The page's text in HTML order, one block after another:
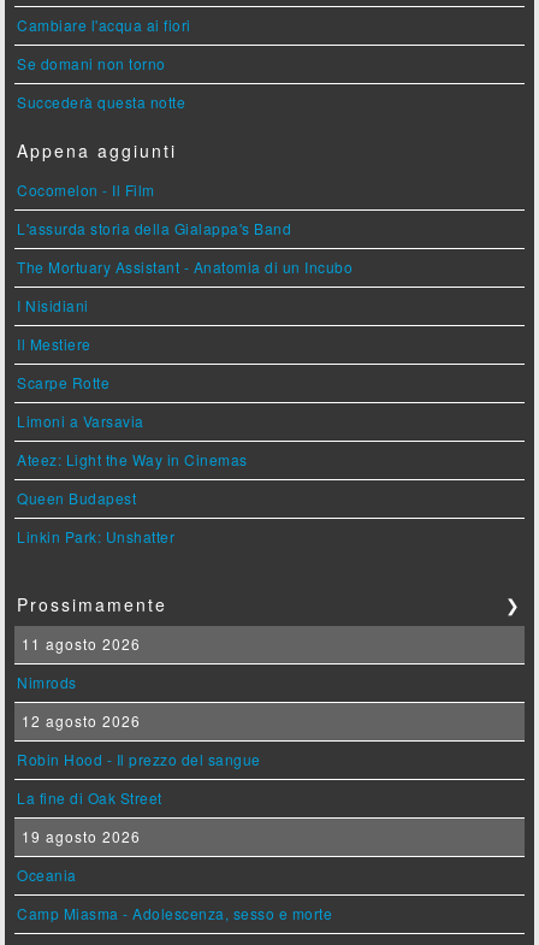
Cambiare l'acqua ai fiori
Se domani non torno
Succederà questa notte
Appena aggiunti
Cocomelon - Il Film
L'assurda storia della Gialappa's Band
The Mortuary Assistant - Anatomia di un Incubo
I Nisidiani
Il Mestiere
Scarpe Rotte
Limoni a Varsavia
Ateez: Light the Way in Cinemas
Queen Budapest
Linkin Park: Unshatter
Prossimamente ❯
11 agosto 2026
Nimrods
12 agosto 2026
Robin Hood - Il prezzo del sangue
La fine di Oak Street
19 agosto 2026
Oceania
Camp Miasma - Adolescenza, sesso e morte